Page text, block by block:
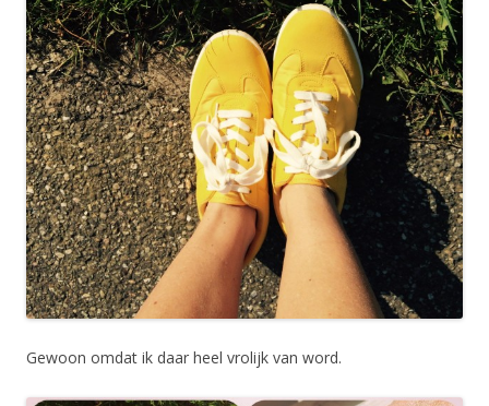
Gewoon omdat ik daar heel vrolijk van word.